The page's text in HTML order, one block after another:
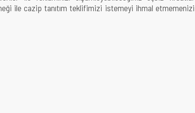
ile cazip tanıtım teklifimizi istemeyi ihmal etmemenizi